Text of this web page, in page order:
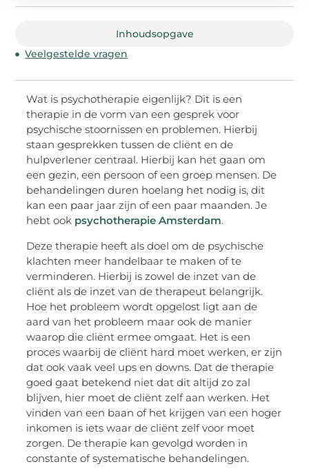
Inhoudsopgave
Veelgestelde vragen
Wat is psychotherapie eigenlijk? Dit is een
therapie in de vorm van een gesprek voor
psychische stoornissen en problemen. Hierbij
staan gesprekken tussen de cliënt en de
hulpverlener centraal. Hierbij kan het gaan om
een gezin, een persoon of een groep mensen. De
behandelingen duren hoelang het nodig is, dit
kan een paar jaar zijn of een paar maanden. Je
hebt ook psychotherapie Amsterdam.
Deze therapie heeft als doel om de psychische
klachten meer handelbaar te maken of te
verminderen. Hierbij is zowel de inzet van de
cliënt als de inzet van de therapeut belangrijk.
Hoe het probleem wordt opgelost ligt aan de
aard van het probleem maar ook de manier
waarop die cliënt ermee omgaat. Het is een
proces waarbij de cliënt hard moet werken, er zijn
dat ook vaak veel ups en downs. Dat de therapie
goed gaat betekend niet dat dit altijd zo zal
blijven, hier moet de cliënt zelf aan werken. Het
vinden van een baan of het krijgen van een hoger
inkomen is iets waar de cliënt zelf voor moet
zorgen. De therapie kan gevolgd worden in
constante of systematische behandelingen.